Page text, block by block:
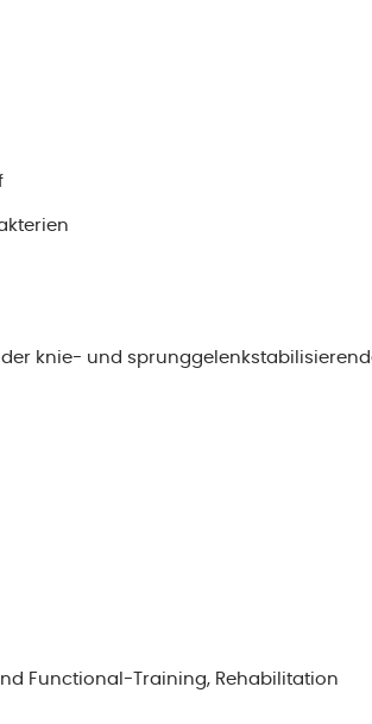
knie- und
Functional-Training, Rehabilitation